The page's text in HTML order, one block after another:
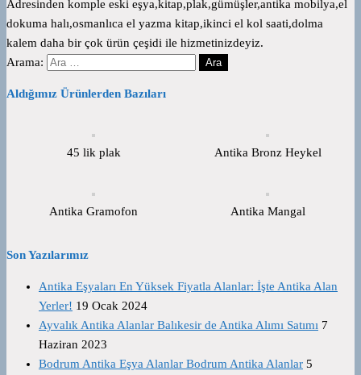
Adresinden komple eski eşya,kitap,plak,gümüşler,antika mobilya,el
dokuma halı,osmanlıca el yazma kitap,ikinci el kol saati,dolma
kalem daha bir çok ürün çeşidi ile hizmetinizdeyiz.
Arama:
Aldığımız Ürünlerden Bazıları
45 lik plak Antika Bronz Heykel
Antika Gramofon Antika Mangal
Son Yazılarımız
Antika Eşyaları En Yüksek Fiyatla Alanlar: İşte Antika Alan
Yerler! 19 Ocak 2024
Ayvalık Antika Alanlar Balıkesir de Antika Alımı Satımı 7
Haziran 2023
Bodrum Antika Eşya Alanlar Bodrum Antika Alanlar 5